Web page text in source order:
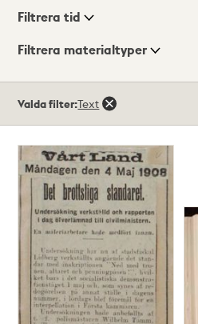
Visningsläge
Filtrera tid
Filtrera materialtyper
träffar
Valda filter:Text